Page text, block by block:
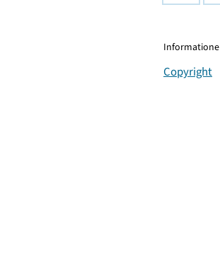
Copyright